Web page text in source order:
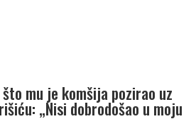
mu je komšija pozirao uz
„Nisi dobrodošao u moju